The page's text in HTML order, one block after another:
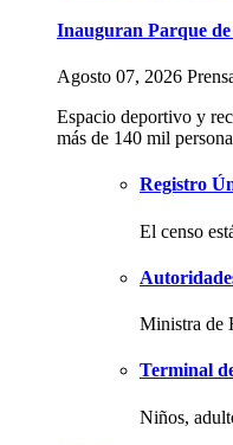
Inauguran Parque
Agosto 07, 2026
Espacio deportivo y
más de 140 mil
Registro
El censo
Ministra de
Terminal
Niños,